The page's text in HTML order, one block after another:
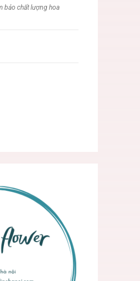
bảo chất lượng hoa